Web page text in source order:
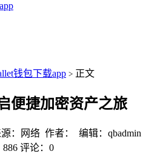
钱包下载app > 正文
便捷加密资产之旅
源：网络 作者： 编辑：qbadmin
886 评论：0